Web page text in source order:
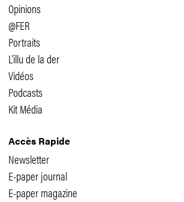
Opinions
@FER
Portraits
L'illu de la der
Vidéos
Podcasts
Kit Média
Accès Rapide
Newsletter
E-paper journal
E-paper magazine